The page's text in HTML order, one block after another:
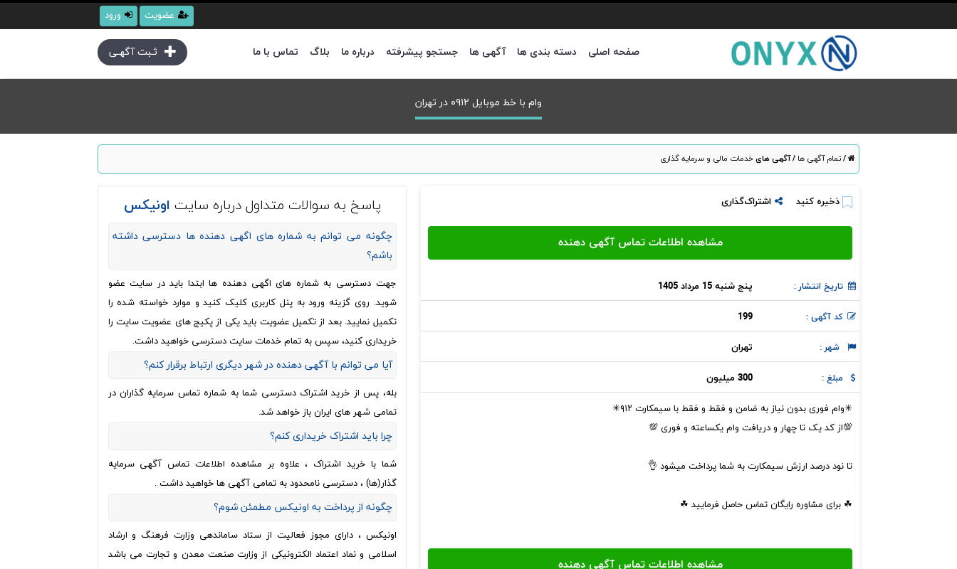
ورود عضویت
ثـبت آگهـی صفحه اصلی دسته بندی ها آگهی ها جستجو پیشرفته درباره ما بلاگ تماس با ما
وام با خط موبایل ۰۹۱۲ در تهران
/تمام آگهی ها /آگهی هایخدمات مالی و سرمایه گذاری
ذخیره کنید اشتراک‌گذاری
تاریخ انتشار : پنج شنبه 15 مرداد 1405
کد آگهی : 199
شهر : تهران
مبلغ : 300 میلیون
✳وام فوری بدون نیاز به ضامن و فقط و فقط با سیمکارت ۹۱۲✳
💯از کد یک تا چهار و دریافت وام یکساعته و فوری 💯
تا نود درصد ارزش سیمکارت به شما پرداخت میشود 👌
☘ برای مشاوره رایگان تماس حاصل فرمایید ☘
پاسخ به سوالات متداول درباره سایت اونیکس
چگونه می توانم به شماره های اگهی دهنده ها دسترسی داشته
باشم؟
جهت دسترسی به شماره های اگهی دهنده ها ابتدا باید در سایت عضو
شوید. روی گزینه ورود به پنل کاربری کلیک کنید و موارد خواسته شده را
تکمیل نمایید. بعد از تکمیل عضویت باید یکی از پکیج های عضویت سایت را
خریداری کنید، سپس به تمام خدمات سایت دسترسی خواهید داشت.
آیا می توانم با آگهی دهنده در شهر دیگری ارتباط برقرار کنم؟
بله، پس از خرید اشتراک دسترسی شما به شماره تماس سرمایه گذاران در
تمامی شهر های ایران باز خواهد شد.
چرا باید اشتراک خریداری کنم؟
شما با خرید اشتراک ، علاوه بر مشاهده اطلاعات تماس آگهی سرمایه
گذار(ها) ، دسترسی نامحدود به تمامی آگهی ها خواهید داشت .
چگونه از پرداخت به اونیکس مطمئن شوم؟
اونیکس ، دارای مجوز فعالیت از ستاد ساماندهی وزارت فرهنگ و ارشاد
اسلامی و نماد اعتماد الکترونیکی از وزارت صنعت معدن و تجارت می باشد